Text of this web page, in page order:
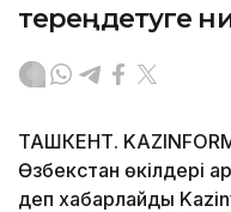
тереңдетуге
ТАШКЕНТ.
Өзбекстан өкілдері
деп хабарлайды